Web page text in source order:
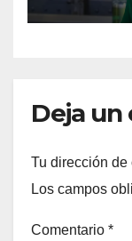
Deja
Tu dirección de
Los campos
Comentario *